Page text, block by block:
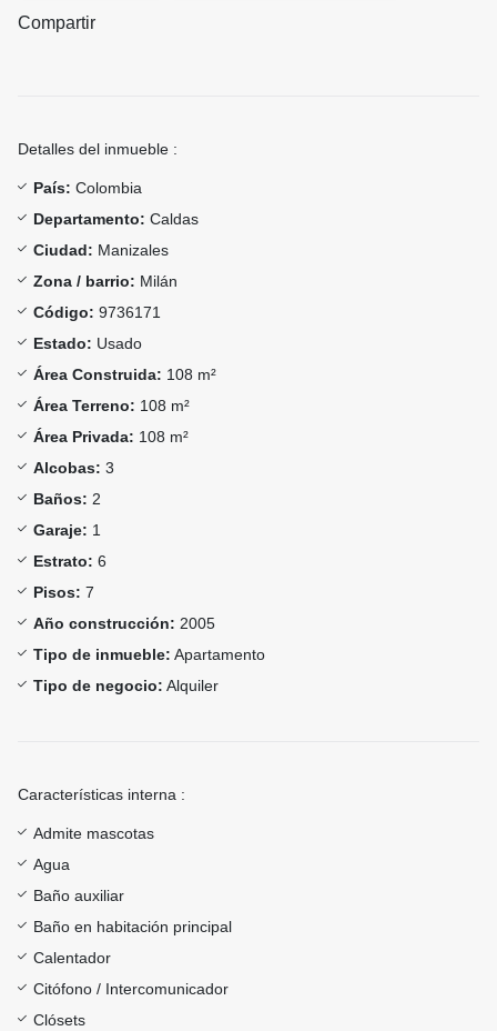
Compartir
Detalles del inmueble :
País: Colombia
Departamento: Caldas
Ciudad: Manizales
Zona / barrio: Milán
Código: 9736171
Estado: Usado
Área Construida: 108 m²
Área Terreno: 108 m²
Área Privada: 108 m²
Alcobas: 3
Baños: 2
Garaje: 1
Estrato: 6
Pisos: 7
Año construcción: 2005
Tipo de inmueble: Apartamento
Tipo de negocio: Alquiler
Características interna :
Admite mascotas
Agua
Baño auxiliar
Baño en habitación principal
Calentador
Citófono / Intercomunicador
Clósets